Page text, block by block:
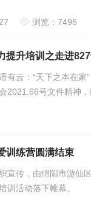
浏览：7495
升培训之走进
有云：“天下之本在
2021.66号文件精神
训练营圆满结束
宣传，由绵阳市游仙
训活动落下帷幕。